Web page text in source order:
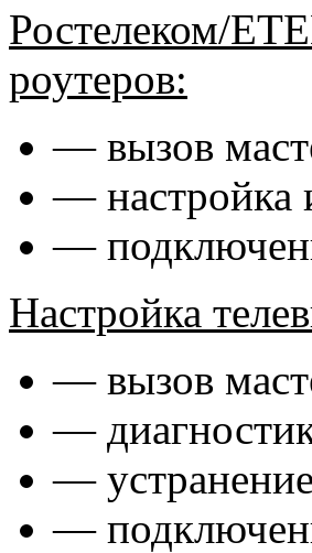
Ростелеком/
роутеров:
— вызов
— настройка
—
Настройка
— вызов
—
—
—